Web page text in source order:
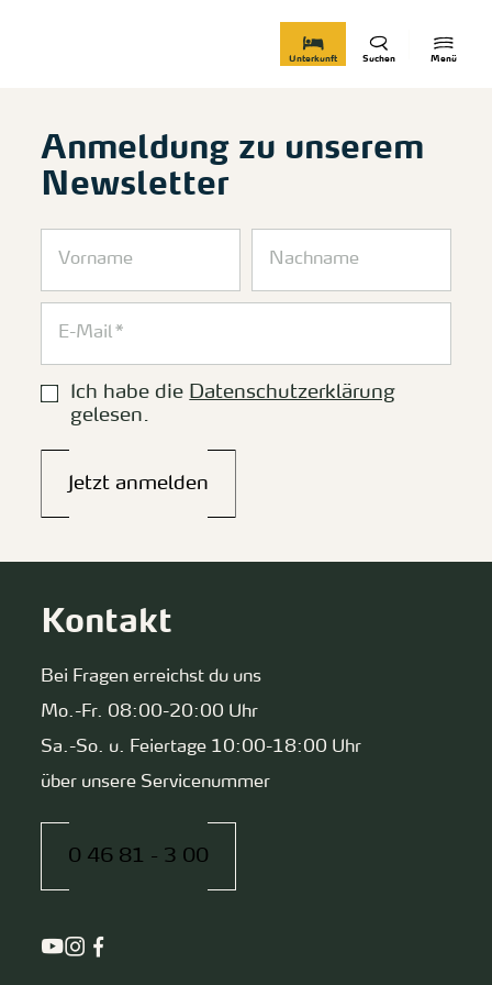
Menü
Suchen
Unterkunft
Anmeldung zu unserem
Newsletter
Ich habe die Datenschutzerklärung
gelesen.
Jetzt anmelden
Kontakt
Bei Fragen erreichst du uns
Mo.-Fr. 08:00-20:00 Uhr
Sa.-So. u. Feiertage 10:00-18:00 Uhr
über unsere Servicenummer
0 46 81 - 3 00